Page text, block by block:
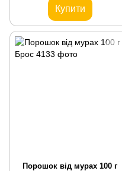
Купити
Порошок від мурах 100 г